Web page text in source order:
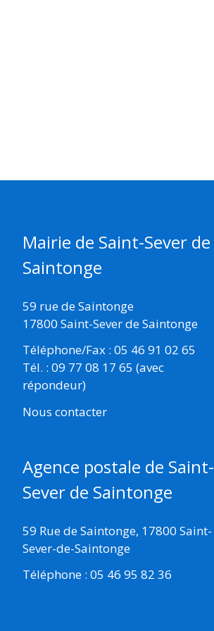
Mairie de Saint-Sever de
Saintonge
59 rue de Saintonge
17800 Saint-Sever de Saintonge
Téléphone/Fax : 05 46 91 02 65
Tél. : 09 77 08 17 65 (avec
répondeur)
Nous contacter
Agence postale de Saint-
Sever de Saintonge
59 Rue de Saintonge, 17800 Saint-
Sever-de-Saintonge
Téléphone : 05 46 95 82 36